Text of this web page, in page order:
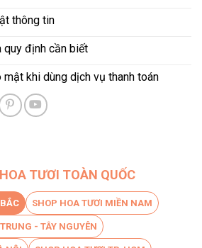
thông tin
quy định cần biết
mật khi dùng dịch vụ thanh toán
TƯƠI TOÀN QUỐC
SHOP HOA TƯƠI MIỀN NAM
- TÂY NGUYÊN